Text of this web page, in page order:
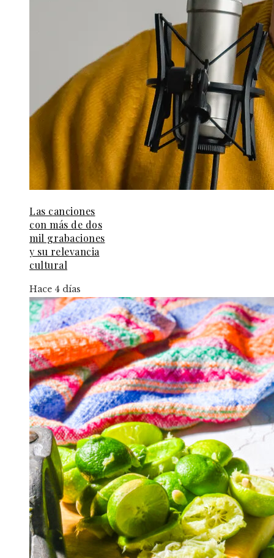
Las canciones
con más de dos
mil grabaciones
y su relevancia
cultural
Hace 4 días